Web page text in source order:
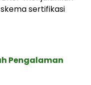
sertifikasi
Pengalaman